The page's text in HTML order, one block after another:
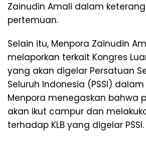
Zainudin Amali dalam
pertemuan.
Selain itu, Menpora Zainudin
melaporkan terkait Kongres
yang akan digelar Persatuan
Seluruh Indonesia (PSSI)
Menpora menegaskan bahwa
akan ikut campur dan
terhadap KLB yang digelar PSSI.